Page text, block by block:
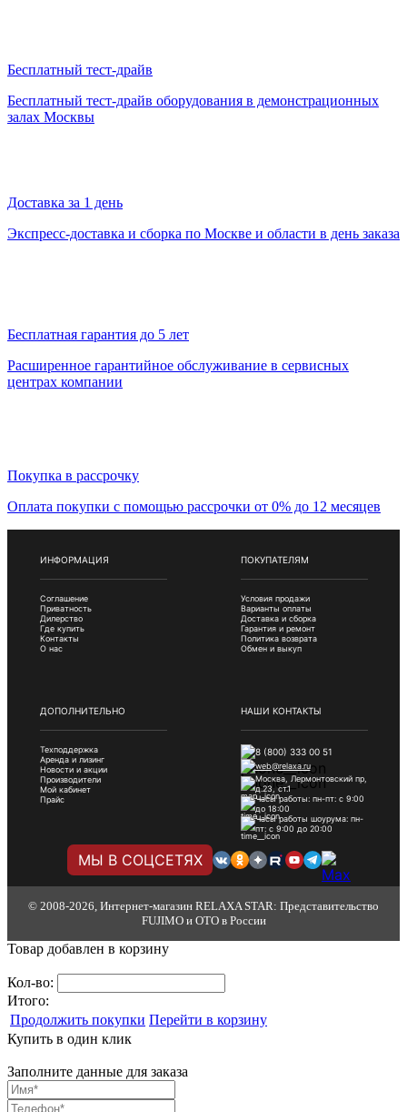
Бесплатный тест-драйв
Бесплатный тест-драйв оборудования в демонстрационных
залах Москвы
Доставка за 1 день
Экспресс-доставка и сборка по Москве и области в день заказа
Бесплатная гарантия до 5 лет
Расширенное гарантийное обслуживание в сервисных
центрах компании
Покупка в рассрочку
Оплата покупки с помощью рассрочки от 0% до 12 месяцев
ИНФОРМАЦИЯ
Соглашение
Приватность
Дилерство
Где купить
Контакты
О нас
ПОКУПАТЕЛЯМ
Условия продажи
Варианты оплаты
Доставка и сборка
Гарантия и ремонт
Политика возврата
Обмен и выкуп
ДОПОЛНИТЕЛЬНО
Техподдержка
Аренда и лизинг
Новости и акции
Производители
Мой кабинет
Прайс
НАШИ КОНТАКТЫ
8 (800) 333 00 51
web@relaxa.ru
Москва, Лермонтовский пр,
д.23, ст.1
Часы работы: пн-пт: с 9:00
до 18:00
Часы работы шоурума: пн-
пт: с 9:00 до 20:00
МЫ В СОЦСЕТЯХ
© 2008-2026, Интернет-магазин RELAXA STAR: Представительство
FUJIMO и OTO в России
Товар добавлен в корзину
Кол-во:
Итого:
Продолжить покупки Перейти в корзину
Купить в один клик
Заполните данные для заказа